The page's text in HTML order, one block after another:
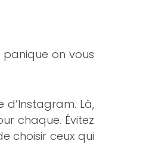
on vous
Là,
chaque. Évitez
choisir ceux qui